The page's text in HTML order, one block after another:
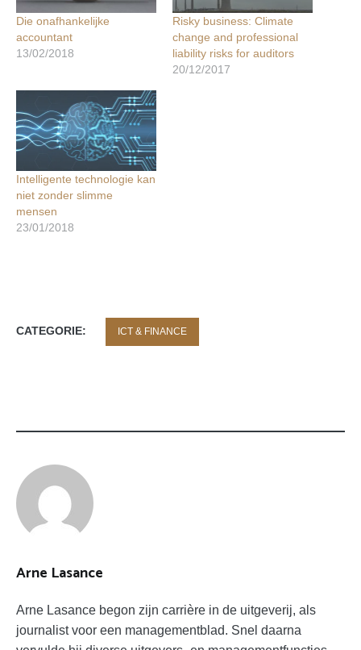
Die onafhankelijke
accountant
13/02/2018
Risky business: Climate
change and professional
liability risks for auditors
20/12/2017
Intelligente technologie kan
niet zonder slimme
mensen
23/01/2018
CATEGORIE: ICT & FINANCE
Arne Lasance
Arne Lasance begon zijn carrière in de uitgeverij, als
journalist voor een managementblad. Snel daarna